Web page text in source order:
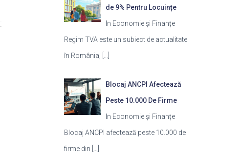
de 9% Pentru Locuințe
In Economie și Finanțe
Regim TVA este un subiect de actualitate
în România,
Blocaj ANCPI Afectează
Peste 10.000 De Firme
In Economie și Finanțe
Blocaj ANCPI afectează peste 10.000 de
firme din